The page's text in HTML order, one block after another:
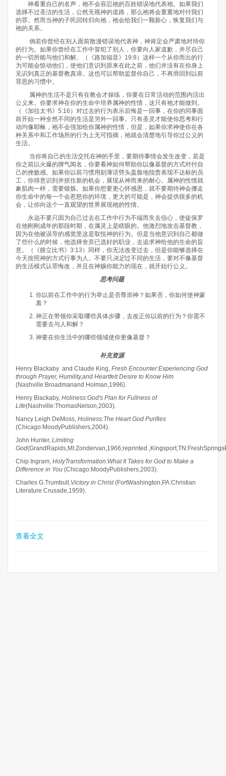
神看重自己的名声，祂不会容忍祂的百姓错误地代表祂。如果我们
选择不过圣洁的生活，公然无视神的道路，那么祂将会重重地对付我们
的罪。然而当神的子民回转归向祂，祂会给我们一颗新心，恢复我们与
祂的关系。
倘若你曾经在别人面前散漫错误地代表神，神肯定会严肃地对待你
的行为。如果你曾经在工作中冒犯了别人，你要向人家道歉，并尽自己
的一切所能与他们和解。（《路加福音》19:8）这样一个从你而出的行
为可能会惊动他们，使他们意识到原来在此之前，他们并没有在你身上
见识到真正的基督教真谛。这也可以帮助监督你自己，不再滑回到以前
罪恶的习惯中。
属神的生活不是只有在教会才操练，你要在日常活动的范围内活出
公义来。你要求神在你的生命中培养属神的性情，这只有祂才能做到。
（《加拉太书》5:16）对过去的行为表示后悔是一回事，在你的同事面
前开始一种全然不同的生活是另外一回事。只有圣灵才能使你思考和行
动均像耶稣，祂不会强加给你属神的性情，但是，如果你求神使你在各
种关系中和工作场所的行为上无可指摘，祂就会清楚地引导你过公义的
生活。
当你将自己的生活交托在神的手里，要期待事情会发生改变，若是
你之前以火爆的脾气闻名，你要看神如何帮助你以像基督的方式对付自
己的挫败感。如果你以前习惯用刻薄话劈头盖脸地指责表现不达标的员
工，你得意识到并抓住新的机会，展现从神而来的耐心。属神的性情就
象肌肉一样，需要锻炼。如果你想要更心怀感恩，就不要期待神会挪走
你生命中的每一个会惹怒你的环境，更大的可能是，神会提供很多的机
会，让你向这个一直观望的世界展现祂的性情。
永远不要只因为自己过去在工作中行为不端而失去信心，使徒保罗
在他刚刚成年的那段时期，在属灵上是瞎眼的。他激烈地攻击基督教，
因为在他被误导的感觉里这是取悦神的行为。但是当他意识到自己都做
了些什么的时候，他选择舍弃已选好的职业，去追求神给他的生命的旨
意。（《腓立比书》3:13）同样，你无法改变过去，但是你能够选择在
今天按照神的方式行事为人。不要只决定过不同的生活，要对不像基督
的生活模式认罪悔改，并且在神赐你能力的现在，就开始行公义。
思考问题
你以前在工作中的行为举止是否尊崇神？如果否，你如何使神蒙
羞？
神正在带领你采取哪些具体步骤，去改正你以前的行为？你需不
需要去与人和解？
神要在你生活中的哪些领域使你更像基督？
补充资源
Henry Blackaby and Claude King, Fresh Encounter:Experiencing God
through Prayer, Humility,and Heartfelt Desire to Know Him
(Nashville:Broadmanand Holman,1996).
Henry Blackaby, Holiness:God's Plan for Fullness of
Life(Nashville:ThomasNelson,2003).
Nancy Leigh DeMoss, Holiness:The Heart God Purifies
(Chicago:MoodyPublishers,2004).
John Hunter, Limiting
God
Chip Ingram, HolyTransformation:What It Takes for God to Make a
Difference in You (Chicago:MoodyPublishers,2003).
Charles G.Trumbull,Victory in Christ(FortWashington,PA:Christian
Literature Crusade,1959).
查看全文